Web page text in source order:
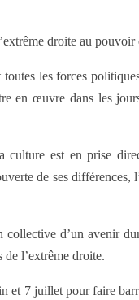
droite au
les forces
en œuvre dans les
culture est en prise
de ses différences,
d’un avenir
de l’extrême droite.
7 juillet pour faire